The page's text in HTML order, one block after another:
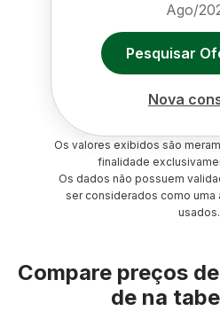
Ago/
Pesquisar
Nova
Os valores exibidos são
finalidade
Os dados não possuem
ser considerados como uma
usados.
Compare preços
de na